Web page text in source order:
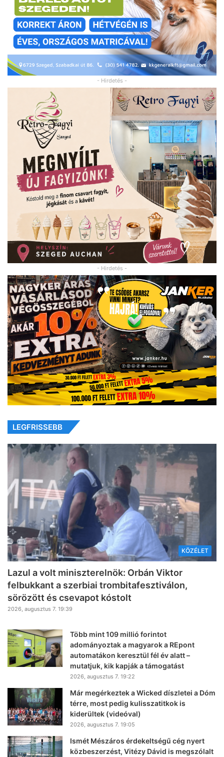
- Hirdetés -
- Hirdetés -
LEGFRISSEBB
KÖZÉLET
Lazul a volt miniszterelnök: Orbán Viktor
felbukkant a szerbiai trombitafesztiválon,
sörözött és csevapot kóstolt
2026, augusztus 7. 19:39
Több mint 109 millió forintot
adományoztak a magyarok a REpont
automatákon keresztül fél év alatt –
mutatjuk, kik kapják a támogatást
2026, augusztus 7. 19:22
Már megérkeztek a Wicked díszletei a Dóm
térre, most pedig kulisszatitkok is
kiderültek (videóval)
2026, augusztus 7. 19:05
Ismét Mészáros érdekeltségű cég nyert
közbeszerzést, Vitézy Dávid is megszólalt